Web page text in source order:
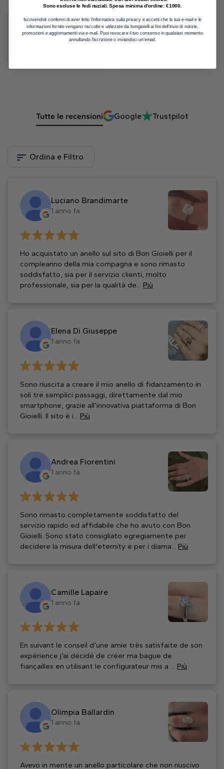
300+ Recensioni
5
Trustpilot4.9
Tutte le recensioni Google Trustpilot
Ordina e Filtro
Luciano Brandimarte
1 anno fa
Ho acquistato un anello sul sito di Bon Gioielli per il
compleanno della mia compagna e sono rimasto
soddisfatto, sia per il servizio clienti, molto
professionale, sia per la qualità de... Più
Elena Di Giuseppe
1 anno fa
Sono riuscita a creare il mio anello di fidanzamento in
soli tre semplici passaggi, direttamente dal mio
smartphone, grazie all’innovativa piattaforma di Bon
Gioielli. Il sito è i... Più
Andrea Fiorentini
1 anno fa
Sono rimasto completamente soddisfatto del
servizio rapido ed affidabile che ho avuto con Bon
Gioielli. Sono stato consigliato egregiamente per
decidere la misura dell'eternity e per i diama... Più
Camille Lapaire
1 anno fa
En suivant le conseil d’une amie très satisfaite de son
expérience j’ai décidé de créer ma bague de
fiançailles en utilisant le configurateur mis a ... Più
Olimpia Ballardin
1 anno fa
Avevo in mente un anello particolare che non riuscivo
Sono escluse le fedi nuziali. Spesa minima d’ordine: €1000.
Iscrivendoti confermi di aver letto l’informativa sulla privacy e accetti che la tua e-mail e le
informazioni fornite vengano raccolte e utilizzate da bongioielli ai fini dell’invio di notizie,
promozioni e aggiornamenti via e-mail. Puoi revocare il tuo consenso in qualsiasi momento
annullando l’iscrizione o inviandoci un’email.